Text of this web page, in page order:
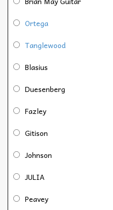
Ortega
Tanglewood
Blasius
Duesenberg
Fazley
Gitison
Johnson
JULIA
Peavey